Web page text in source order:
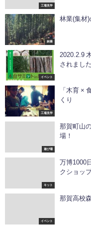
工場見学
林業
林業(集材
イベント
2020.2.9
されまし
工場見学
「木育 ×
くり
遊び場
那賀町山
場！
キット
万博1000
クショッ
イベント
那賀高校